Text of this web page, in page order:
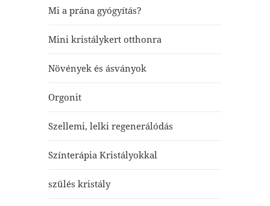
Mi a prána gyógyítás?
Mini kristálykert otthonra
Növények és ásványok
Orgonit
Szellemi, lelki regenerálódás
Színterápia Kristályokkal
szülés kristály